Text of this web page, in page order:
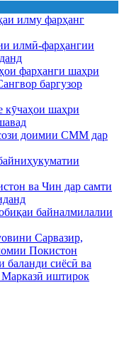
илму фарҳанг
илмӣ-фарҳангии
фарҳанги шаҳри
баргузор
кӯчаҳои шаҳри
доимии СММ дар
ва Чин дар самти
байналмилалии
Сарвазир,
Покистон
баланди сиёсӣ ва
иштирок